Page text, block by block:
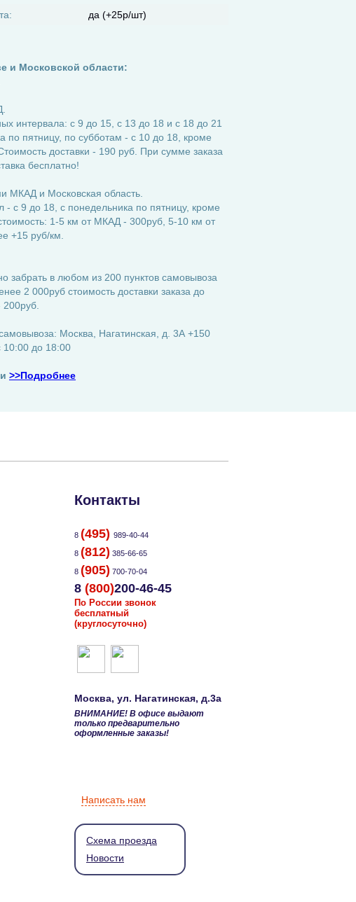
да (+25р/шт)
и Московской области:
интервала: с 9 до 15, с 13 до 18 и с 18 до 21
по пятницу, по субботам - с 10 до 18, кроме
доставки - 190 руб. При сумме заказа
бесплатно!
МКАД и Московская область.
- с 9 до 18, с понедельника по пятницу, кроме
1-5 км от МКАД - 300руб, 5-10 км от
+15 руб/км.
забрать в любом из 200 пунктов самовывоза
2 000руб стоимость доставки заказа до
Москва, Нагатинская, д. 3А +150
10:00 до 18:00
>>Подробнее
Контакты
8 (495) 989-40-44
8 (812) 385-66-65
8 (905) 700-70-04
8 (800)200-46-45
По России звонок
бесплатный
(круглосуточно)
Москва, ул. Нагатинская, д.3а
ВНИМАНИЕ! В офисе выдают
только предварительно
оформленные заказы!
Написать нам
Схема проезда
Новости